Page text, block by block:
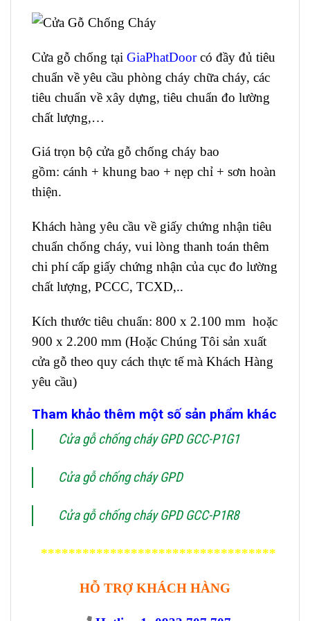
Cửa gỗ chống tại GiaPhatDoorcó đầy đủ tiêu
chuẩn về yêu cầu phòng cháy chữa cháy, các
tiêu chuẩn về xây dựng, tiêu chuẩn đo lường
chất lượng,…
Giá trọn bộ cửa gỗ chống cháy bao
gồm: cánh + khung bao + nẹp chỉ + sơn hoàn
thiện.
Khách hàng yêu cầu về giấy chứng nhận tiêu
chuẩn chống cháy, vui lòng thanh toán thêm
chi phí cấp giấy chứng nhận của cục đo lường
chất lượng, PCCC, TCXD,..
Kích thước tiêu chuẩn: 800 x 2.100 mm hoặc
900 x 2.200 mm (Hoặc Chúng Tôi sản xuất
cửa gỗ theo quy cách thực tế mà Khách Hàng
yêu cầu)
Tham khảo thêm một số sản phẩm khác
Cửa gỗ chống cháy GPD GCC-P1G1
Cửa gỗ chống cháy GPD
Cửa gỗ chống cháy GPD GCC-P1R8
**********************************
HỖ TRỢ KHÁCH HÀNG